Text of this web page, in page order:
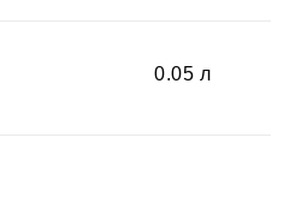
0.05 л